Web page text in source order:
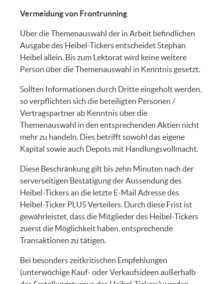
Vermeidung von Frontrunning
Über die Themenauswahl der in Arbeit befindlichen
Ausgabe des Heibel-Tickers entscheidet Stephan
Heibel allein. Bis zum Lektorat wird keine weitere
Person über die Themenauswahl in Kenntnis gesetzt.
Sollten Informationen durch Dritte eingeholt werden,
so verpflichten sich die beteiligten Personen /
Vertragspartner ab Kenntnis über die
Themenauswahl in den entsprechenden Aktien nicht
mehr zu handeln. Dies betrifft sowohl das eigene
Kapital sowie auch Depots mit Handlungsvollmacht.
Diese Beschränkung gilt bis zehn Minuten nach der
serverseitigen Bestätigung der Aussendung des
Heibel-Tickers an die letzte E-Mail Adresse des
Heibel-Ticker PLUS Verteilers. Durch diese Frist ist
gewährleistet, dass die Mitglieder des Heibel-Tickers
zuerst die Möglichkeit haben, entsprechende
Transaktionen zu tätigen.
Bei besonders zeitkritischen Empfehlungen
(unterwöchige Kauf- oder Verkaufsideen außerhalb